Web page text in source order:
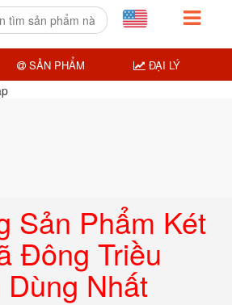
Sản Phẩm Két
Đông Triều
Nhất
SẢN PHẨM ĐẠI LÝ